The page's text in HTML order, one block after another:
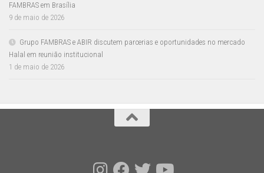
FAMBRAS em Brasília
9 de maio de 2026
Grupo FAMBRAS e ABIR discutem parcerias e oportunidades no mercado
Halal em reunião institucional
1 de maio de 2026